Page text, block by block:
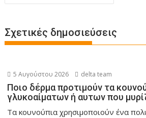
Σχετικές δημοσιεύσεις
5 Αυγούστου 2026 delta team
Ποιο δέρμα προτιμούν τα
γλυκοαίματων ή αυτων που
Τα κουνούπια χρησιμοποιούν ένα